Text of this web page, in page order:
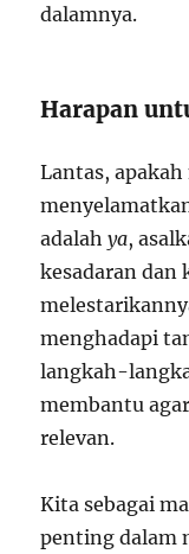
dalamnya.
Harapan
Lantas,
adalahya,
kesadaran
menghadapi
langkah-
membantu
relevan.
Kita sebagai
penting dalam